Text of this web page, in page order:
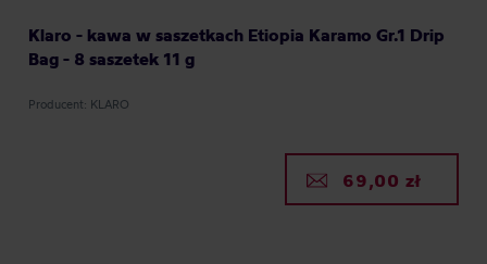
Klaro - kawa w saszetkach Etiopia Karamo Gr.1 Drip
Bag - 8 saszetek 11 g
Producent: KLARO
69,00 zł